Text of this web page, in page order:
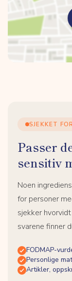
SJEKKET
Passer
sensitiv
Noen
for personer
sjekker
svarene finner
FODMAP-
Personlige
Artikler,